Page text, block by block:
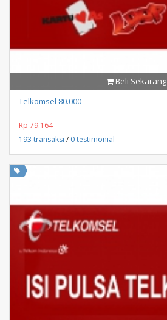
Beli Sekarang
Telkomsel 80.000
Rp 79.164
193 transaksi / 0 testimonial